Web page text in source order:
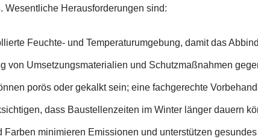
Wesentliche Herausforderungen sind:
Feuchte- und Temperaturumgebung, damit das
von Umsetzungsmaterialien und Schutzmaßnahmen
porös oder gekalkt sein; eine fachgerechte
dass Baustellenzeiten im Winter länger dauern
minimieren Emissionen und unterstützen